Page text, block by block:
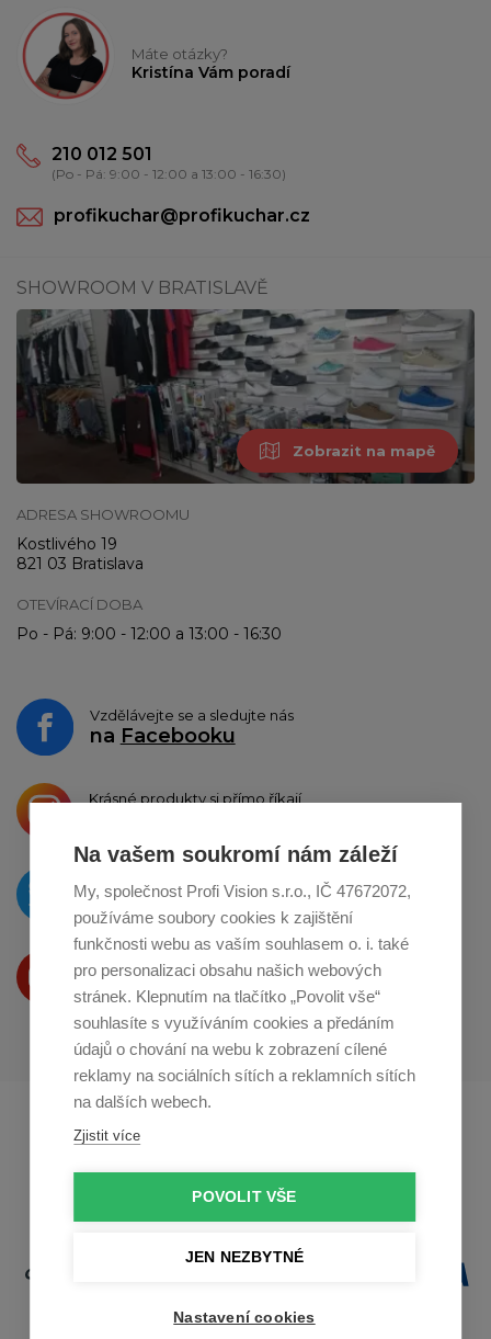
Na vašem soukromí nám záleží
My, společnost Profi Vision s.r.o., IČ 47672072,
používáme soubory cookies k zajištění
funkčnosti webu as vaším souhlasem o. i. také
pro personalizaci obsahu našich webových
stránek. Klepnutím na tlačítko „Povolit vše“
souhlasíte s využíváním cookies a předáním
údajů o chování na webu k zobrazení cílené
reklamy na sociálních sítích a reklamních sítích
na dalších webech.
Zjistit více
POVOLIT VŠE
JEN NEZBYTNÉ
Nastavení cookies
Máte otázky?
Kristína Vám poradí
210 012 501
(Po - Pá: 9:00 - 12:00 a 13:00 - 16:30)
profikuchar@profikuchar.cz
SHOWROOM V BRATISLAVĚ
Zobrazit na mapě
ADRESA SHOWROOMU
Kostlivého 19
821 03 Bratislava
OTEVÍRACÍ DOBA
Po - Pá: 9:00 - 12:00 a 13:00 - 16:30
Vzdělávejte se a sledujte nás
na Facebooku
Krásné produkty si přímo říkají
O novinkách píšeme
naTwitteru
Produkty Vám představujeme
na Youtube
Profikuchar.sk